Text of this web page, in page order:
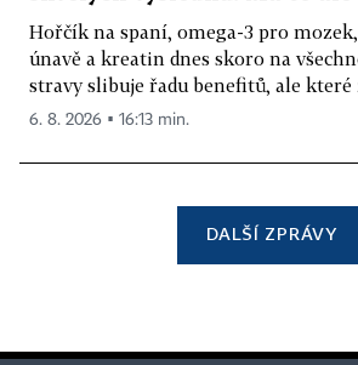
Hořčík na spaní, omega-3 pro
únavě a kreatin dnes skoro na
stravy slibuje řadu benefitů, ale které
6. 8. 2026 ▪ 16:13 min.
DALŠÍ ZPRÁVY